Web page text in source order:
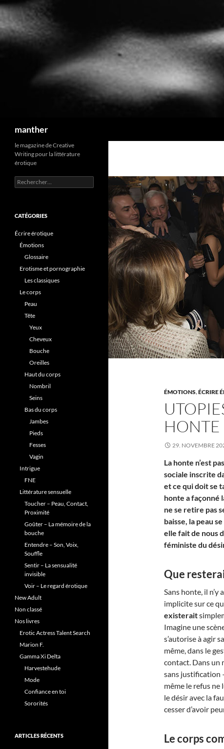
manther
ÉMOTIONS,ÉCRIRE
HONTE
29. NOVEMBRE
La honte n’est
sociale inscrite
et ce qui doit se
honte a façonné
ne se retire pas
baisse, la peau
elle fait de nous
féministe du
Que
Sans honte, il
implicite sur ce
existerait
Imagine une
s’autorise à agir
même, dans le
contact. Dans un
sans justification
même le refus
le désir avec la
cesser d’avoir
Le corps
le magazine de Creative
Writing pour la littérature
érotique
Rechercher :
CATÉGORIES
Écrire érotique
Émotions
Glossaire
Erotisme et pornographie
Les classiques
Le corps
Peau
Tête
Yeux
Cheveux
Bouche
Oreilles
Haut du corps
Nombril
Seins
Bas du corps
Jambes
Pieds
Fesses
Vagin
Intrigue
FNE
Littérature sensuelle
Toucher – Peau, Contact,
Proximité
Goûter – La mémoire de la
bouche
Entendre – Son, Voix,
Souffle
Sentir – La sensualité
invisible
Voir – Le regard érotique
New Adult
Non classé
Nos livres
Erotic Actress Talent Search
Marion F.
Gamma Xi Delta
Harvestehude
Mode
Confiance en toi
Sororités
ARTICLES RÉCENTS